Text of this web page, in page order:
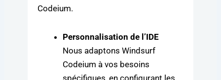
Codeium.
Personnalisation de l’IDE
Nous adaptons Windsurf
Codeium à vos besoins
spécifiques, en configurant les